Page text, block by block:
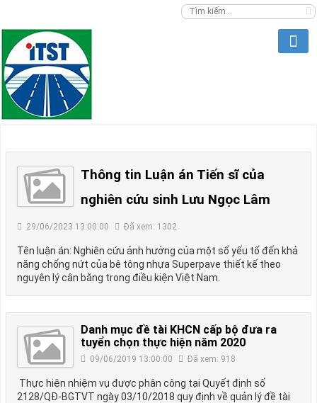
Thông tin Luận án Tiến sĩ của
nghiên cứu sinh Lưu Ngọc Lâm
29/06/2023 13:00:00 Đã xem: 1302
Tên luận án: Nghiên cứu ảnh hưởng của một số yếu tố đến khả
năng chống nứt của bê tông nhựa Superpave thiết kế theo
nguyên lý cân bằng trong điều kiện Việt Nam.
Danh mục đề tài KHCN cấp bộ đưa ra
tuyển chọn thực hiện năm 2020
09/06/2019 13:00:00 Đã xem: 918
Thực hiện nhiệm vụ được phân công tại Quyết định số
2128/QĐ-BGTVT ngày 03/10/2018 quy định về quản lý đề tài